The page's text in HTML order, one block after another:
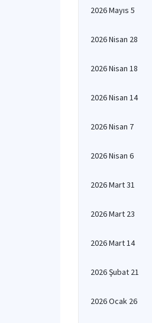
2026 Mayıs 5
2026 Nisan 28
2026 Nisan 18
2026 Nisan 14
2026 Nisan 7
2026 Nisan 6
2026 Mart 31
2026 Mart 23
2026 Mart 14
2026 Şubat 21
2026 Ocak 26